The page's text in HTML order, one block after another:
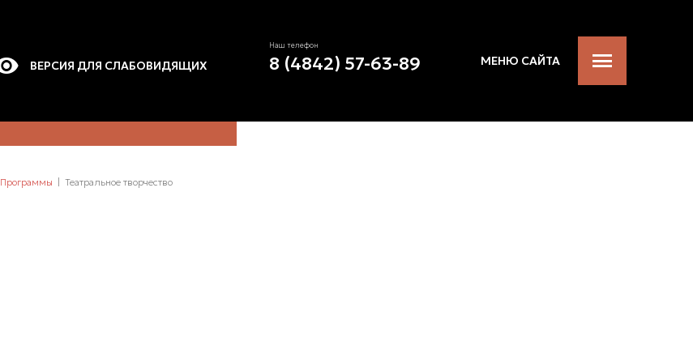
ВЕРСИЯ ДЛЯ СЛАБОВИДЯЩИХ
Наш телефон
8 (4842) 57-63-89 МЕНЮ САЙТА
Программы Театральное творчество